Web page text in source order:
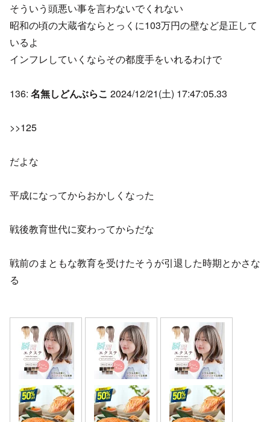
そういう頭悪い事を言わないでくれない
昭和の頃の大蔵省ならとっくに103万円の壁など是正して
いるよ
インフレしていくならその都度手をいれるわけで
136: 名無しどんぶらこ 2024/12/21(土) 17:47:05.33
>>125
だよな
平成になってからおかしくなった
戦後教育世代に変わってからだな
戦前のまともな教育を受けたそうが引退した時期とかさな
る